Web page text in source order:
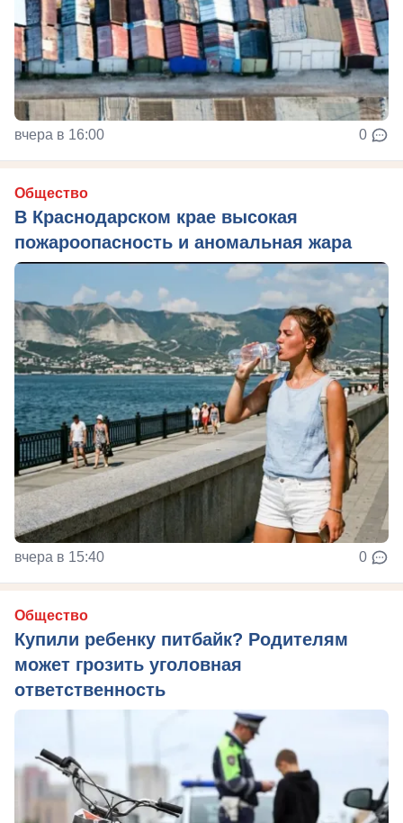
вчера в 16:00 0
Общество
В Краснодарском крае высокая
пожароопасность и аномальная жара
вчера в 15:40 0
Общество
Купили ребенку питбайк? Родителям
может грозить уголовная
ответственность